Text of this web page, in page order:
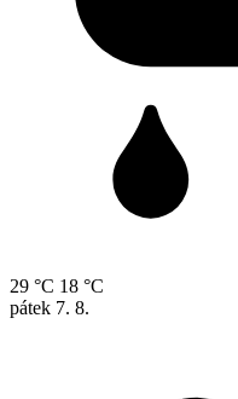
29 °C 18 °C
pátek 7. 8.